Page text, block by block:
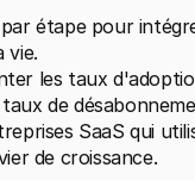
étape pour
vie.
les taux
de
SaaS qui
de croissance.